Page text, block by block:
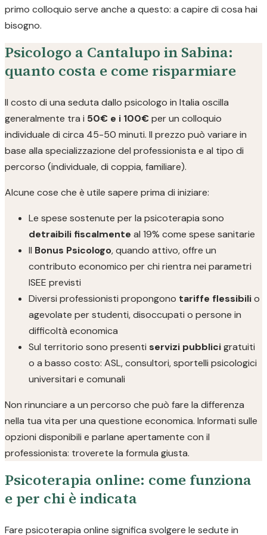
primo colloquio serve anche a questo: a capire di cosa hai
bisogno.
Psicologo a Cantalupo in Sabina:
quanto costa e come risparmiare
Il costo di una seduta dallo psicologo in Italia oscilla
generalmente tra i 50€ e i 100€ per un colloquio
individuale di circa 45-50 minuti. Il prezzo può variare in
base alla specializzazione del professionista e al tipo di
percorso (individuale, di coppia, familiare).
Alcune cose che è utile sapere prima di iniziare:
Le spese sostenute per la psicoterapia sono
detraibili fiscalmente al 19% come spese sanitarie
Il Bonus Psicologo, quando attivo, offre un
contributo economico per chi rientra nei parametri
ISEE previsti
Diversi professionisti propongono tariffe flessibilio
agevolate per studenti, disoccupati o persone in
difficoltà economica
Sul territorio sono presenti servizi pubblicigratuiti
o a basso costo: ASL, consultori, sportelli psicologici
universitari e comunali
Non rinunciare a un percorso che può fare la differenza
nella tua vita per una questione economica. Informati sulle
opzioni disponibili e parlane apertamente con il
professionista: troverete la formula giusta.
Psicoterapia online: come funziona
e per chi è indicata
Fare psicoterapia online significa svolgere le sedute in